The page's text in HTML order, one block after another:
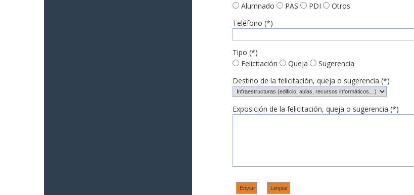
Alumnado
PAS PDI
Otros
Teléfono (*)
Tipo (*)
Felicitación
Queja
Sugerencia
Destino de la felicitación, queja o sugerencia (*)
Exposición de la felicitación, queja o sugerencia (*)